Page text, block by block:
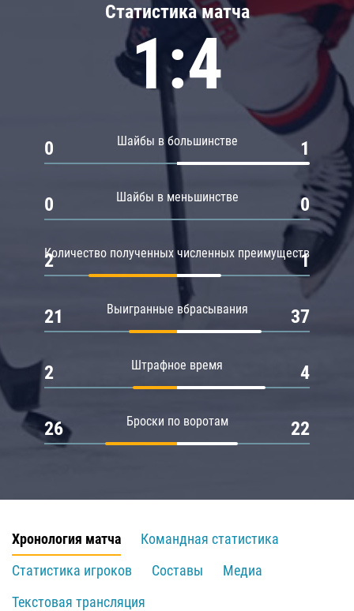
Статистика матча
1:4
Шайбы в большинстве
0 1
Шайбы в меньшинстве
0 0
Количество полученных численных преимуществ
2 1
Выигранные вбрасывания
21 37
Штрафное время
2 4
Броски по воротам
26 22
Хронология матча
Командная статистика
Статистика игроков
Составы
Медиа
Текстовая трансляция